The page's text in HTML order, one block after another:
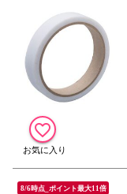
8/6時点_ポイント最大11倍